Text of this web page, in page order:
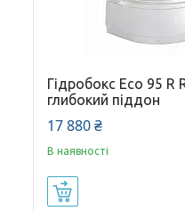
Гідробокс Eco 95 R
глибокий піддон
17 880 ₴
В наявності